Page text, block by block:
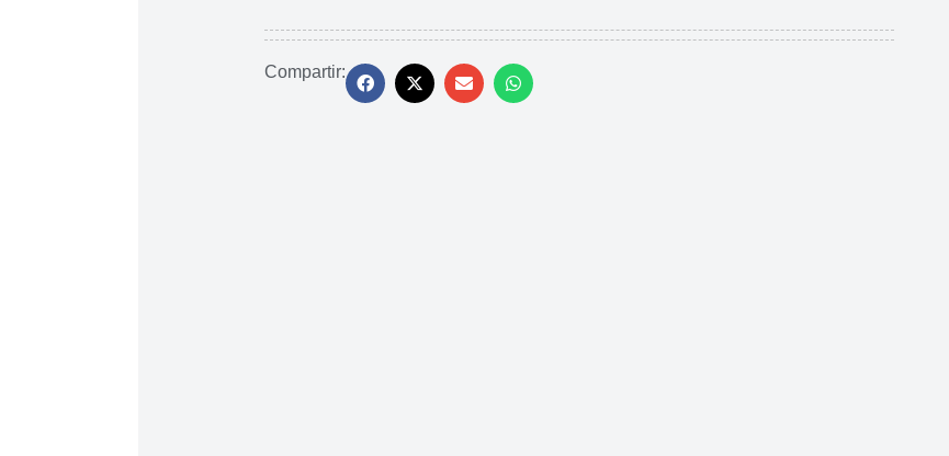
Compartir: